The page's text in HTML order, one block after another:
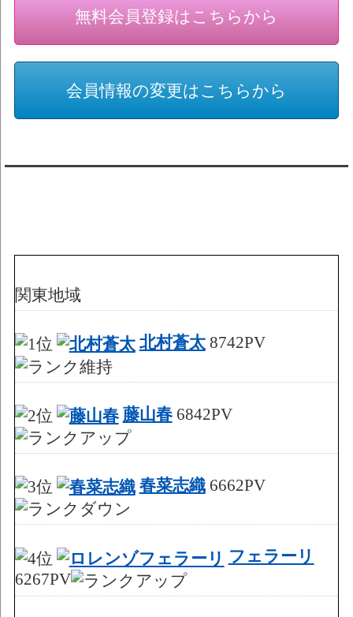
無料会員登録はこちらから
会員情報の変更はこちらから
関東地域
北村蒼太8742PV
藤山春6842PV
春菜志織6662PV
フェラーリ
6267PV